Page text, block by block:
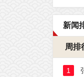
新闻
周排